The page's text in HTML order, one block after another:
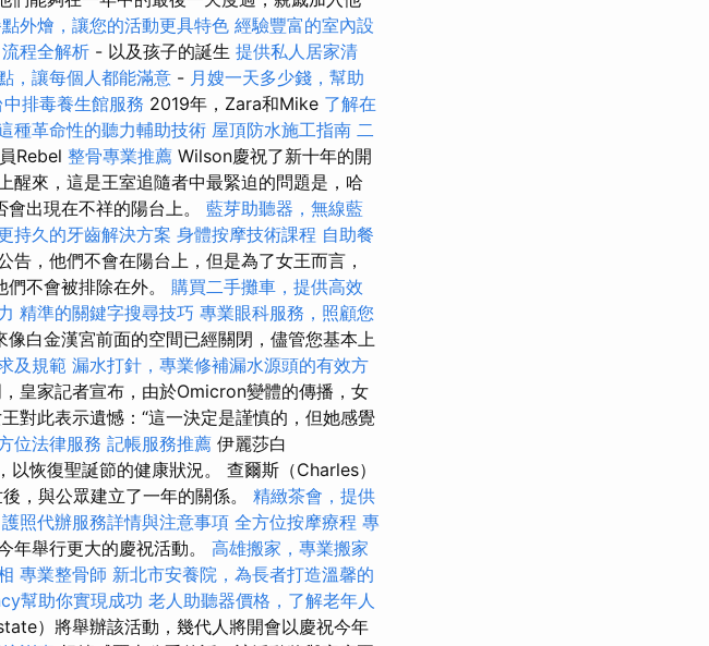
外燴，讓您的活動更具特色 經驗豐富的室內設
程全解析 - 以及孩子的誕生 提供私人居家清
，讓每個人都能滿意 - 月嫂一天多少錢，幫助
中排毒養生館服務 2019年，Zara和Mike 了解在
種革命性的聽力輔助技術 屋頂防水施工指南 二
Rebel 整骨專業推薦 Wilson慶祝了新十年的開
醒來，這是王室追隨者中最緊迫的問題是，哈
出現在不祥的陽台上。 藍芽助聽器，無線藍
持久的牙齒解決方案 身體按摩技術課程 自助餐
告，他們不會在陽台上，但是為了女王而言，
不會被排除在外。 購買二手攤車，提供高效
精準的關鍵字搜尋技巧 專業眼科服務，照顧您
像白金漢宮前面的空間已經關閉，儘管您基本上
及規範 漏水打針，專業修補漏水源頭的有效方
皇家記者宣布，由於Omicron變體的傳播，女
對此表示遺憾：“這一決定是謹慎的，但她感覺
位法律服務 記帳服務推薦 伊麗莎白
恢復聖誕節的健康狀況。 查爾斯（Charles）
，與公眾建立了一年的關係。 精緻茶會，提供
護照代辦服務詳情與注意事項 全方位按摩療程 專
年舉行更大的慶祝活動。 高雄搬家，專業搬家
專業整骨師 新北市安養院，為長者打造溫馨的
幫助你實現成功 老人助聽器價格，了解老年人
）將舉辦該活動，幾代人將開會以慶祝今年